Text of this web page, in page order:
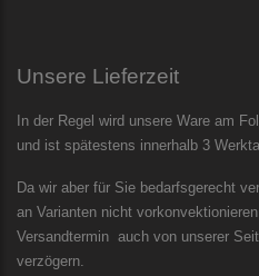
Unsere Lieferzeit
In der Regel wird unsere Ware am
und ist spätestens innerhalb 3
Da wir aber für Sie bedarfsgerecht
an Varianten nicht
Versandtermin auch von unserer
verzögern. Auch